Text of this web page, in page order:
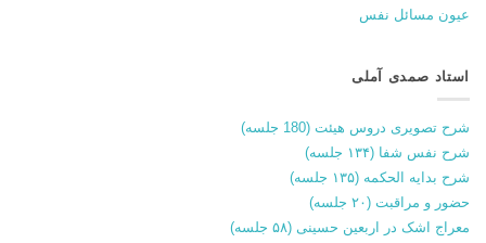
عیون مسائل نفس
استاد صمدی آملی
شرح تصویری دروس هیئت (180 جلسه)
شرح نفس شفا (۱۳۴ جلسه)
شرح بدایه الحکمه (۱۳۵ جلسه)
حضور و مراقبت (۲۰ جلسه)
معراج اشک در اربعین حسینی (۵۸ جلسه)